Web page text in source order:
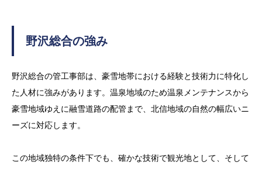
野沢総合の強み
野沢総合の管工事部は、豪雪地帯における経験と技術力に特化し
た人材に強みがあります。温泉地域のため温泉メンテナンスから
豪雪地域ゆえに融雪道路の配管まで、北信地域の自然の幅広いニ
ーズに対応します。
この地域独特の条件下でも、確かな技術で観光地として、そして